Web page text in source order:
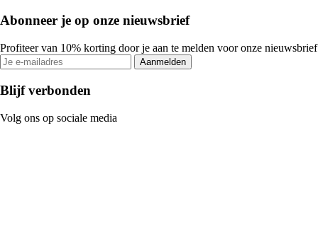
Abonneer je op onze nieuwsbrief
Profiteer van 10% korting door je aan te melden voor onze nieuwsbrief
Aanmelden
Blijf verbonden
Volg ons op sociale media